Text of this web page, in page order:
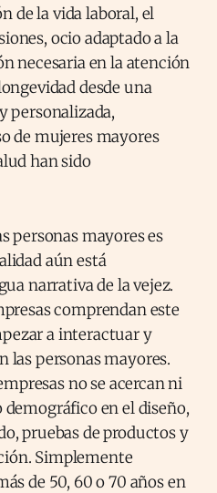
de la vida laboral, el
ocio adaptado a la
necesaria en la atención
desde una
personalizada,
de mujeres mayores
han sido
personas mayores es
aún está
narrativa de la vejez.
comprendan este
a interactuar y
las personas mayores.
no se acercan ni
en el diseño,
pruebas de productos y
Simplemente
de 50, 60 o 70 años en